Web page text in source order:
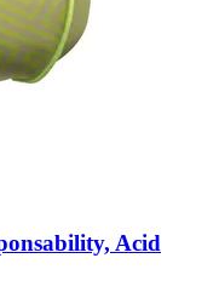
Acid